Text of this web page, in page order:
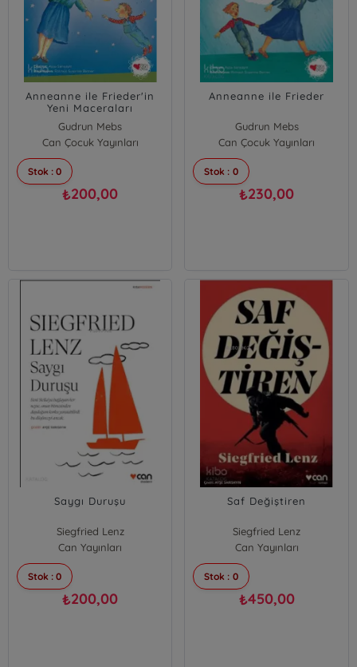
Anneanne ile Frieder'in
Yeni Maceraları
Gudrun Mebs
Can Çocuk Yayınları
Stok : 0
₺200,00
Anneanne ile Frieder
Gudrun Mebs
Can Çocuk Yayınları
Stok : 0
₺230,00
Saygı Duruşu
Siegfried Lenz
Can Yayınları
Stok : 0
₺200,00
Saf Değiştiren
Siegfried Lenz
Can Yayınları
Stok : 0
₺450,00